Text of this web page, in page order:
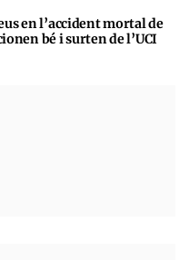
en l’accident mortal de
bé i surten de l’UCI